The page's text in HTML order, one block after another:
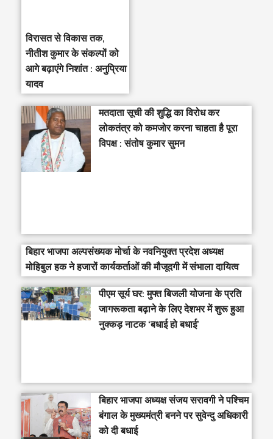
विरासत से विकास तक,
नीतीश कुमार के संकल्पों को
आगे बढ़ाएंगे निशांत : अनुप्रिया
यादव
मतदाता सूची की शुद्धि का विरोध कर
लोकतंत्र को कमजोर करना चाहता है पूरा
विपक्ष : संतोष कुमार सुमन
बिहार भाजपा अल्पसंख्यक मोर्चा के नवनियुक्त प्रदेश अध्यक्ष
मोहिबुल हक ने हजारों कार्यकर्ताओं की मौजूदगी में संभाला दायित्व
पीएम सूर्य घर: मुफ्त बिजली योजना के प्रति
जागरूकता बढ़ाने के लिए देशभर में शुरू हुआ
नुक्कड़ नाटक ‘बधाई हो बधाई’
‎बिहार भाजपा अध्यक्ष संजय सरावगी ने पश्चिम
बंगाल के मुख्यमंत्री बनने पर सुवेन्दु अधिकारी
को दी बधाई